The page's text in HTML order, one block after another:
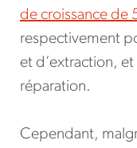
de croissance de
respectivement
et d’extraction,
réparation.
Cependant,